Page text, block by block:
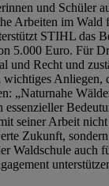
und Schüler
Arbeiten im Wald
STIHL das
5.000 Euro. Für
und Recht und
Anliegen,
„Naturnahe
seiner Arbeit
Zukunft,
Waldschule auch